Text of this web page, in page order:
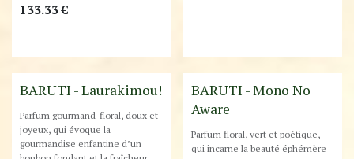
133.33€
Best-Seller !
BARUTI - Laurakimou!
Parfum gourmand-floral, doux et
joyeux, qui évoque la
gourmandise enfantine d’un
BARUTI - Mono No
Aware
Parfum floral, vert et poétique,
qui incarne la beauté éphémère